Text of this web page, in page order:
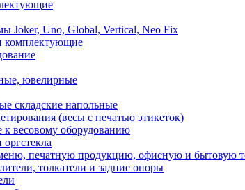
Joker, Uno, Global, Vertical, Neo Fix
комплектующие
ювелирные
складские напольные
(весы с печатью этикеток)
весовому оборудованию
печатную продукцию, офисную и бытовую
толкатели и задние опоры